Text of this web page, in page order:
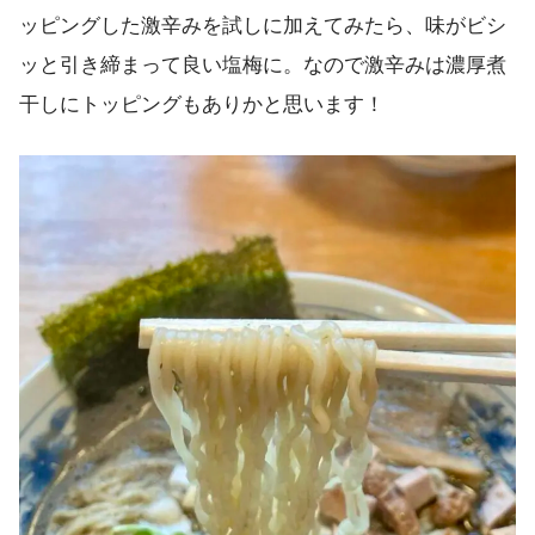
ッピングした激辛みを試しに加えてみたら、味がビシ
ッと引き締まって良い塩梅に。なので激辛みは濃厚煮
干しにトッピングもありかと思います！